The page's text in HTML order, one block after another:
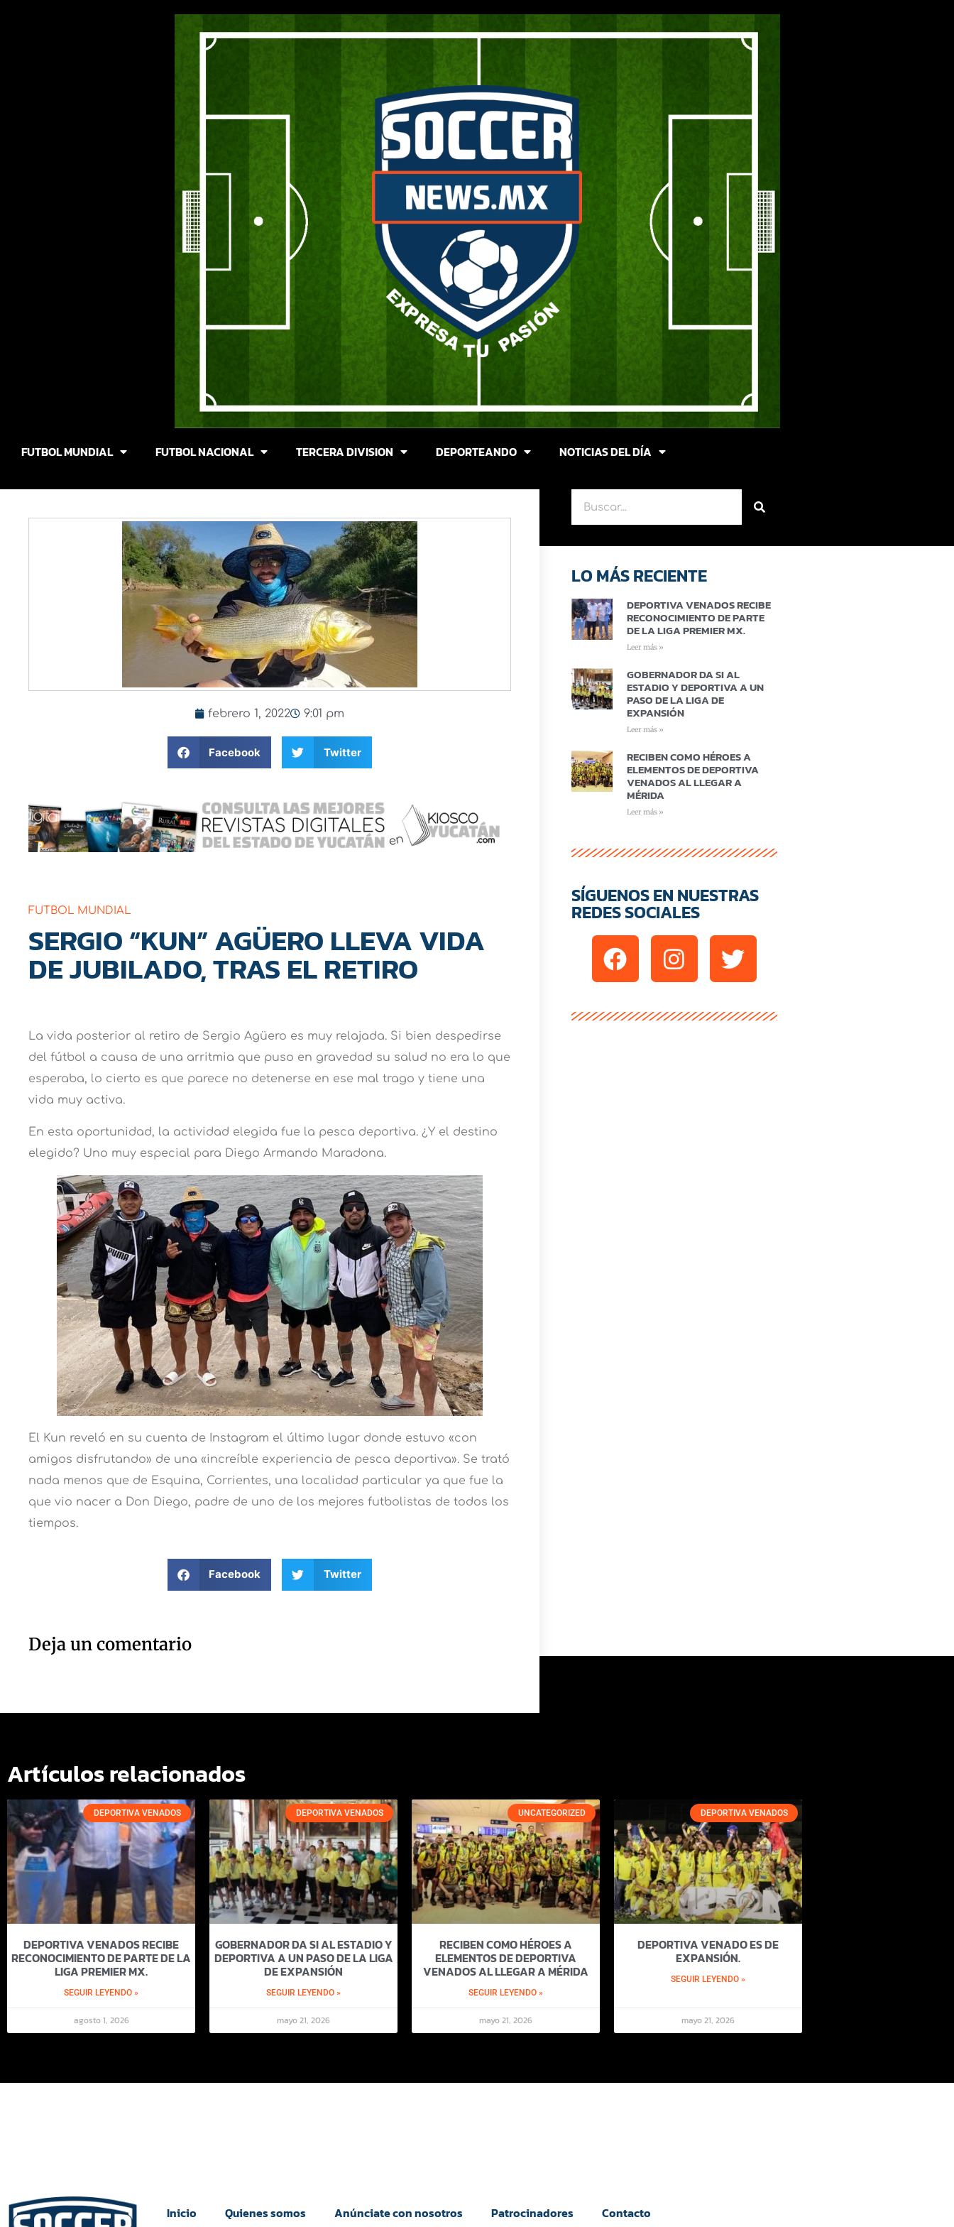
FUTBOL MUNDIAL FUTBOL NACIONAL TERCERA DIVISION DEPORTEANDO NOTICIAS DEL DÍA
febrero 1, 2022 9:01 pm
Facebook Twitter
FUTBOL MUNDIAL
SERGIO “KUN” AGÜERO LLEVA VIDA
DE JUBILADO, TRAS EL RETIRO
La vida posterior al retiro de Sergio Agüero es muy relajada. Si bien despedirse
del fútbol a causa de una arritmia que puso en gravedad su salud no era lo que
esperaba, lo cierto es que parece no detenerse en ese mal trago y tiene una
vida muy activa.
En esta oportunidad, la actividad elegida fue la pesca deportiva. ¿Y el destino
elegido? Uno muy especial para Diego Armando Maradona.
El Kun reveló en su cuenta de Instagram el último lugar donde estuvo «con
amigos disfrutando» de una «increíble experiencia de pesca deportiva». Se trató
nada menos que de Esquina, Corrientes, una localidad particular ya que fue la
que vio nacer a Don Diego, padre de uno de los mejores futbolistas de todos los
tiempos.
Facebook Twitter
Deja un comentario
LO MÁS RECIENTE
DEPORTIVA VENADOS RECIBE
RECONOCIMIENTO DE PARTE
DE LA LIGA PREMIER MX.
Leer más »
GOBERNADOR DA SI AL
ESTADIO Y DEPORTIVA A UN
PASO DE LA LIGA DE
EXPANSIÓN
Leer más »
RECIBEN COMO HÉROES A
ELEMENTOS DE DEPORTIVA
VENADOS AL LLEGAR A
MÉRIDA
Leer más »
SÍGUENOS EN NUESTRAS
REDES SOCIALES
Artículos relacionados
DEPORTIVA VENADOS
DEPORTIVA VENADOS RECIBE
RECONOCIMIENTO DE PARTE DE LA
LIGA PREMIER MX.
SEGUIR LEYENDO »
agosto 1, 2026
DEPORTIVA VENADOS
GOBERNADOR DA SI AL ESTADIO Y
DEPORTIVA A UN PASO DE LA LIGA
DE EXPANSIÓN
SEGUIR LEYENDO »
mayo 21, 2026
UNCATEGORIZED
RECIBEN COMO HÉROES A
ELEMENTOS DE DEPORTIVA
VENADOS AL LLEGAR A MÉRIDA
SEGUIR LEYENDO »
mayo 21, 2026
DEPORTIVA VENADOS
DEPORTIVA VENADO ES DE
EXPANSIÓN.
SEGUIR LEYENDO »
mayo 21, 2026
Inicio Quienes somos Anúnciate con nosotros Patrocinadores Contacto